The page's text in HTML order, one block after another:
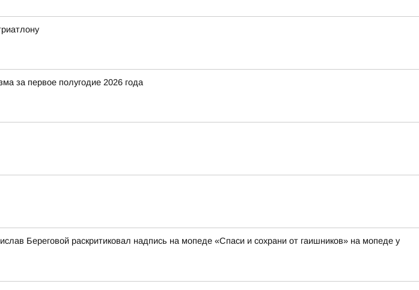
за первое полугодие 2026 года
Береговой раскритиковал надпись на мопеде «Спаси и сохрани от гаишников» на мопеде у